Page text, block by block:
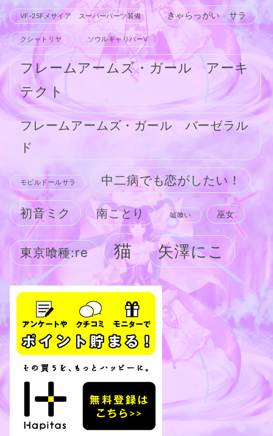
VF-25Fメサイア スーパーパーツ装備 きゃらっがい サラ
クシャトリヤ ソウルキャリバーV
フレームアームズ・ガール アーキ
テクト
フレームアームズ・ガール バーゼラル
ド
モビルドールサラ 中二病でも恋がしたい！
初音ミク 南ことり 嘘喰い 巫女
東京喰種:re 猫 矢澤にこ